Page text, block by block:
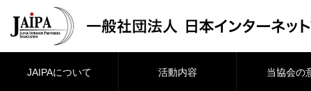
JAIPAについて 活動内容 当協会の